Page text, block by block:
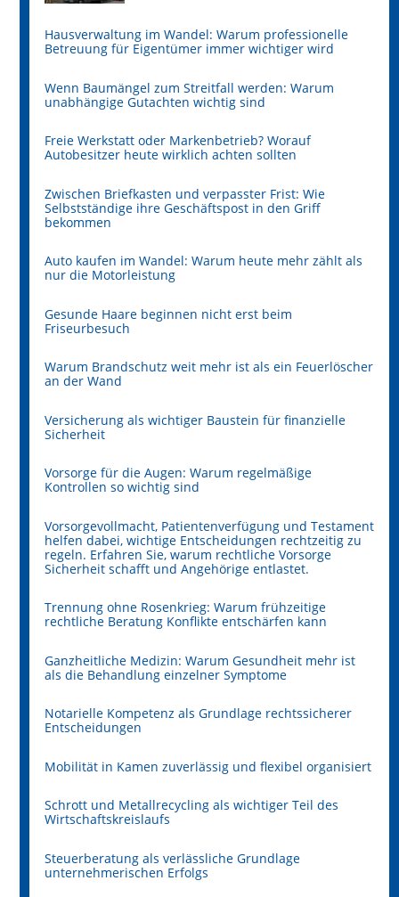
Hausverwaltung im Wandel: Warum professionelle
Betreuung für Eigentümer immer wichtiger wird
Wenn Baumängel zum Streitfall werden: Warum
unabhängige Gutachten wichtig sind
Freie Werkstatt oder Markenbetrieb? Worauf
Autobesitzer heute wirklich achten sollten
Zwischen Briefkasten und verpasster Frist: Wie
Selbstständige ihre Geschäftspost in den Griff
bekommen
Auto kaufen im Wandel: Warum heute mehr zählt als
nur die Motorleistung
Gesunde Haare beginnen nicht erst beim
Friseurbesuch
Warum Brandschutz weit mehr ist als ein Feuerlöscher
an der Wand
Versicherung als wichtiger Baustein für finanzielle
Sicherheit
Vorsorge für die Augen: Warum regelmäßige
Kontrollen so wichtig sind
Vorsorgevollmacht, Patientenverfügung und Testament
helfen dabei, wichtige Entscheidungen rechtzeitig zu
regeln. Erfahren Sie, warum rechtliche Vorsorge
Sicherheit schafft und Angehörige entlastet.
Trennung ohne Rosenkrieg: Warum frühzeitige
rechtliche Beratung Konflikte entschärfen kann
Ganzheitliche Medizin: Warum Gesundheit mehr ist
als die Behandlung einzelner Symptome
Notarielle Kompetenz als Grundlage rechtssicherer
Entscheidungen
Mobilität in Kamen zuverlässig und flexibel organisiert
Schrott und Metallrecycling als wichtiger Teil des
Wirtschaftskreislaufs
Steuerberatung als verlässliche Grundlage
unternehmerischen Erfolgs